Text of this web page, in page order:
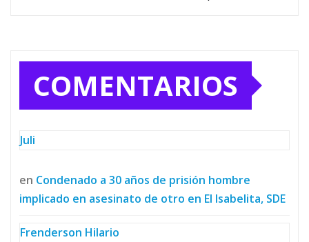
COMENTARIOS
Juli
en Condenado a 30 años de prisión hombre
implicado en asesinato de otro en El Isabelita, SDE
Frenderson Hilario